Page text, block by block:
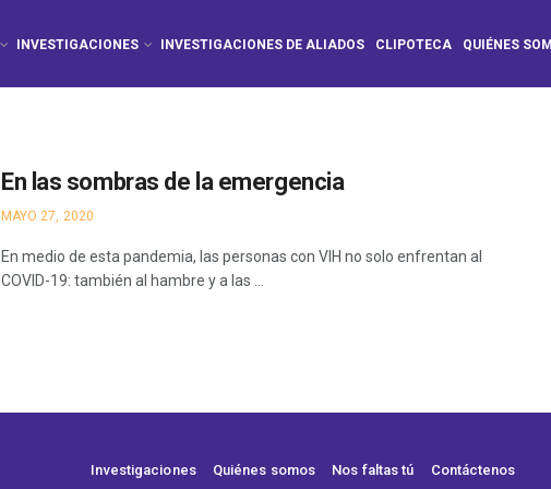
INVESTIGACIONES INVESTIGACIONES DE ALIADOS CLIPOTECA QUIÉNES
En las sombras de la emergencia
MAYO 27, 2020
En medio de esta pandemia, las personas con VIH no solo enfrentan al
COVID-19: también al hambre y a las ...
Investigaciones Quiénes somos Nos faltas tú Contáctenos